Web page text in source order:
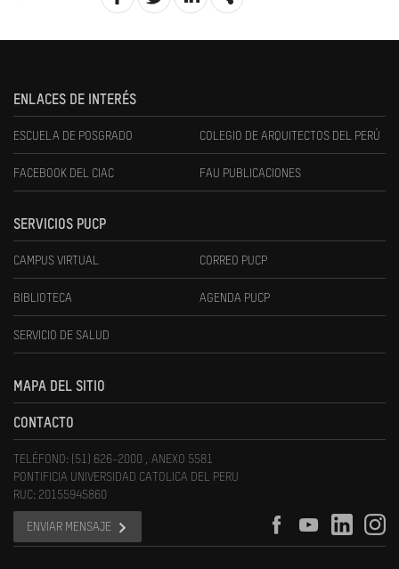
ENLACES DE INTERÉS
ESCUELA DE POSGRADO COLEGIO DE ARQUITECTOS DEL PERÚ
FACEBOOK DEL CIAC FAU PUBLICACIONES
SERVICIOS PUCP
CAMPUS VIRTUAL CORREO PUCP
BIBLIOTECA AGENDA PUCP
SERVICIO DE SALUD
MAPA DEL SITIO
CONTACTO
TELÉFONO: (51) 626-2000 , ANEXO 5581
PONTIFICIA UNIVERSIDAD CATOLICA DEL PERU
RUC: 20155945860
ENVIAR MENSAJE